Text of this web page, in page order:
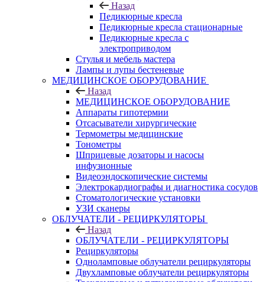
Назад
Педикюрные кресла
Педикюрные кресла стационарные
Педикюрные кресла с
электроприводом
Стулья и мебель мастера
Лампы и лупы бестеневые
МЕДИЦИНСКОЕ ОБОРУДОВАНИЕ
Назад
МЕДИЦИНСКОЕ ОБОРУДОВАНИЕ
Аппараты гипотермии
Отсасыватели хирургические
Термометры медицинские
Тонометры
Шприцевые дозаторы и насосы
инфузионные
Видеоэндоскопические системы
Электрокардиографы и диагностика сосудов
Стоматологические установки
УЗИ сканеры
ОБЛУЧАТЕЛИ - РЕЦИРКУЛЯТОРЫ
Назад
ОБЛУЧАТЕЛИ - РЕЦИРКУЛЯТОРЫ
Рециркуляторы
Одноламповые облучатели рециркуляторы
Двухламповые облучатели рециркуляторы